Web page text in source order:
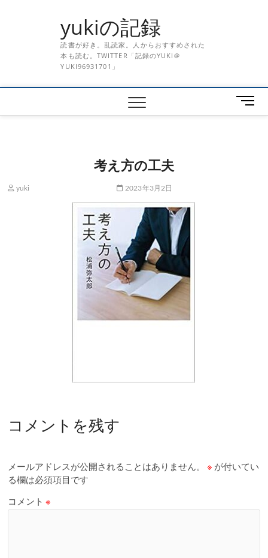
yukiの記録
読書が好き。乱読家。人からおすすめされた
本も読む。TWITTER「記録のYUKI＠
YUKI96931701」
メ
ニ
考え方の工夫
yuki 2023年3月2日
コメントを残す
メールアドレスが公開されることはありません。 ※ が付いてい
る欄は必須項目です
コメント※